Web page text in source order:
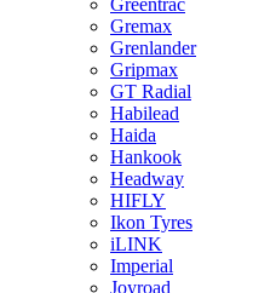
Greentrac
Gremax
Grenlander
Gripmax
GT Radial
Habilead
Haida
Hankook
Headway
HIFLY
Ikon Tyres
iLINK
Imperial
Joyroad